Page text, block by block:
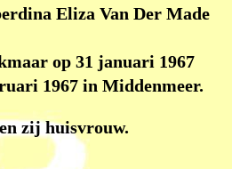
Eliza Van Der Made
op 31 januari 1967
1967 in Middenmeer.
zij huisvrouw.